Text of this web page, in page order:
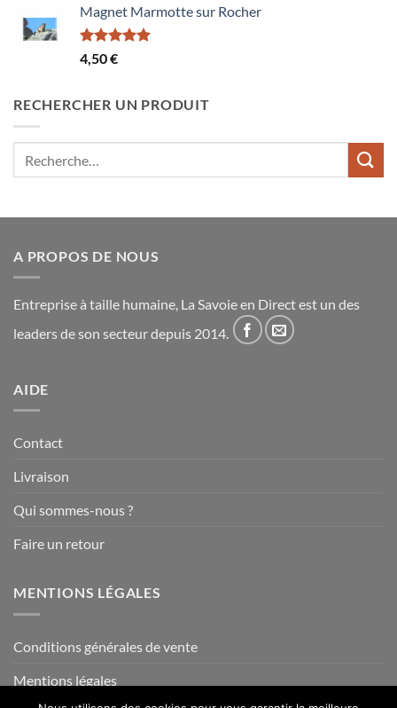
Magnet Marmotte sur Rocher
Note5.00
sur 5
4,50€
RECHERCHER UN PRODUIT
A PROPOS DE NOUS
Entreprise à taille humaine, La Savoie en Direct est un des
leaders de son secteur depuis 2014.
AIDE
Contact
Livraison
Qui sommes-nous ?
Faire un retour
MENTIONS LÉGALES
Conditions générales de vente
Mentions légales